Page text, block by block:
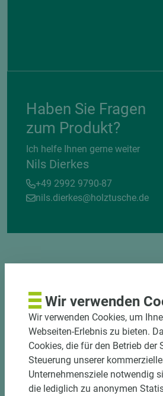
Haben Sie Fragen
zum Produkt?
Ich helfe Ihnen gerne weiter
Nils Dierkes
+49 2992 9790-87
nils.dierkes@holztusche.de
DOWNLOADS
Wir verwenden
Wir verwenden Cookies, um
Webseiten-Erlebnis zu bieten.
Cookies, die für den Betrieb der
Steuerung unserer
Unternehmensziele notwendig
die lediglich zu anonymen